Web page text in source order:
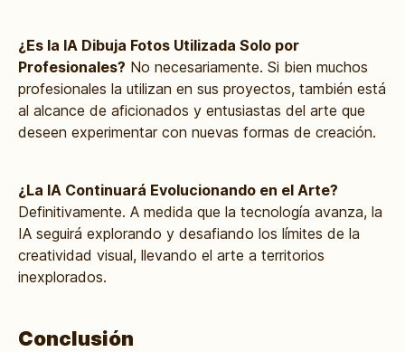
¿Es la IA Dibuja Fotos Utilizada Solo por
Profesionales? No necesariamente. Si bien muchos
profesionales la utilizan en sus proyectos, también está
al alcance de aficionados y entusiastas del arte que
deseen experimentar con nuevas formas de creación.
¿La IA Continuará Evolucionando en el Arte?
Definitivamente. A medida que la tecnología avanza, la
IA seguirá explorando y desafiando los límites de la
creatividad visual, llevando el arte a territorios
inexplorados.
Conclusión